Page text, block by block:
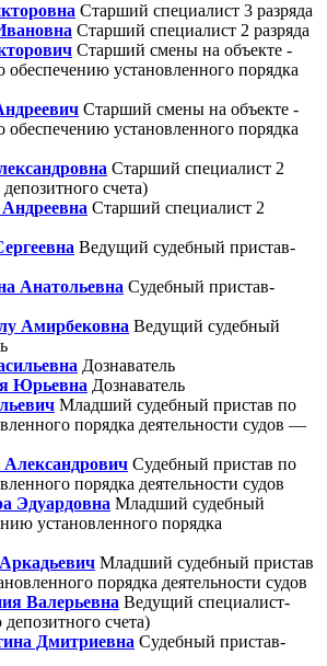
Старший специалист 3 разряда
Старший специалист 2 разряда
Старший смены на объекте -
обеспечению установленного порядка
Старший смены на объекте -
обеспечению установленного порядка
Старший специалист 2
счета)
Старший специалист 2
Ведущий судебный пристав-
Анатольевна Судебный пристав-
Амирбековна Ведущий судебный
Дознаватель
Юрьевна Дознаватель
Младший судебный пристав по
порядка деятельности судов —
Александрович Судебный пристав по
порядка деятельности судов
Эдуардовна Младший судебный
установленного порядка
Младший судебный пристав
порядка деятельности судов
Валерьевна Ведущий специалист-
счета)
Дмитриевна Судебный пристав-